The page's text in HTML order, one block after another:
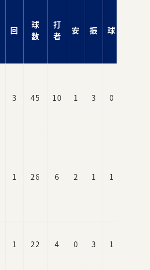
回
球
数
打
者
安 振 球
3 45 10 1 3 0
1 26 6 2 1 1
1 22 4 0 3 1